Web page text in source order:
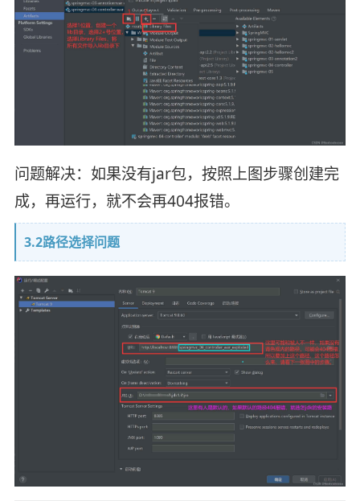
问题解决：如果没有jar包，按照上图步骤创建完
成，再运行，就不会再404报错。
3.2路径选择问题